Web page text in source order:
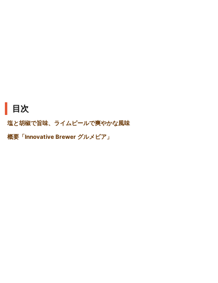
目次
塩と胡椒で旨味、ライムピールで爽やかな風味
概要「Innovative Brewer グルメビア」